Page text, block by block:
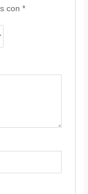
con *